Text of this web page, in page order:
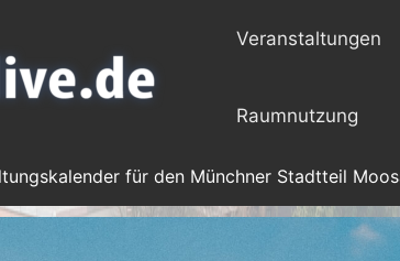
Veranstaltungen
Raumnutzung
für den Münchner Stadtteil